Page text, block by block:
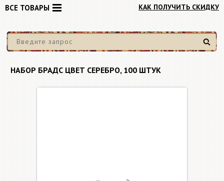
КАК ПОЛУЧИТЬ СКИДКУ
Найти
ВСЕ ТОВАРЫ
НАБОР БРАДС ЦВЕТ СЕРЕБРО, 100 ШТУК